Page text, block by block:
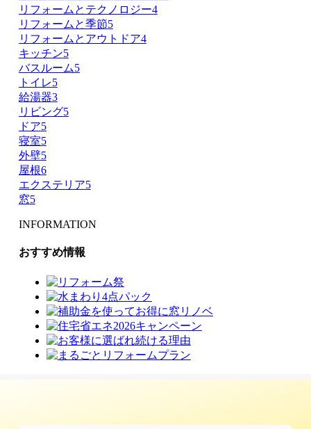
リフォームとテクノロジー4
リフォームと季節5
リフォームとアウトドア4
キッチン5
バスルーム5
トイレ5
給湯器3
リビング5
ドア5
寝室5
外壁5
屋根6
エクステリア5
窓5
INFORMATION
おすすめ情報